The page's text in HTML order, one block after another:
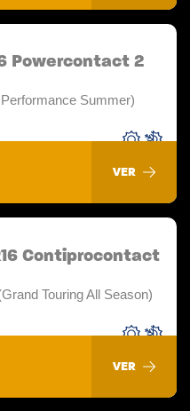
Powercontact 2
Summer)
VER
Contiprocontact
Touring All Season)
VER